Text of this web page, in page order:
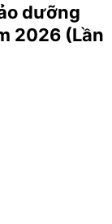
dưỡng
2026 (Lần